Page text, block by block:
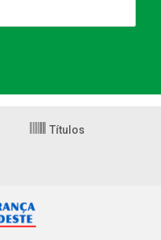
Títulos